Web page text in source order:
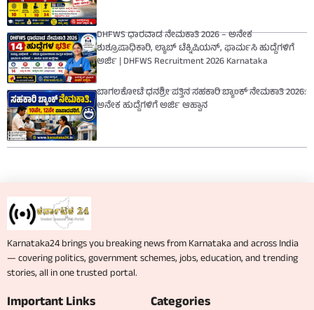
DHFWS ಧಾರವಾಡ ನೇಮಕಾತಿ 2026 – ಅನೇಕ
ಶುಶ್ರೂಷಾಧಿಕಾರಿ, ಲ್ಯಾಬ್ ಟೆಕ್ನಿಷಿಯನ್, ಫಾರ್ಮಸಿ ಹುದ್ದೆಗಳಿಗೆ
ಅರ್ಜಿ | DHFWS Recruitment 2026 Karnataka
ಬಾಗಲಕೋಟೆ ಧನಶ್ರೀ ಪತ್ತಿನ ಸಹಕಾರಿ ಬ್ಯಾಂಕ್ ನೇಮಕಾತಿ 2026:
ಅನೇಕ ಹುದ್ದೆಗಳಿಗೆ ಅರ್ಜಿ ಆಹ್ವಾನ
Karnataka24 brings you breaking news from Karnataka and across India
— covering politics, government schemes, jobs, education, and trending
stories, all in one trusted portal.
Important Links Categories